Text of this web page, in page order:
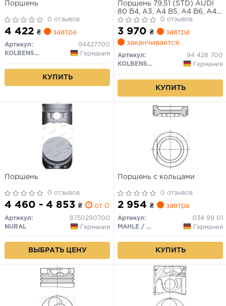
Поршень
0 отзывов
4 422 ₴ завтра
Артикул:
94427700
KOLBENSCHMIDT
Германия
КУПИТЬ
Поршень 79,51 (STD) AUDI
80 B4, A3, A4 B5, A4 B6, A4
B7, A6 C4, A6 C5, CABRIOLET
B3 FORD GALAXY I, GALAXY
MK I SEAT ALHAMBRA,
CORDOBA, CORDOBA
VARIO, IBIZA II, INCA, LEON
1.9D/1.9DH 07.92-
0 отзывов
3 970 ₴
завтра
заканчивается
Артикул:
94 428 700
KOLBENSCHMIDT
Германия
КУПИТЬ
Поршень
0 отзывов
4 460 - 4 853 ₴ от 0 дн.
Артикул:
8750290700
NURAL
Германия
ВЫБРАТЬ ЦЕНУ
Поршень с кольцами
0 отзывов
2 954 ₴ завтра
Артикул:
034 99 01
MAHLE / KNECHT
Германия
КУПИТЬ